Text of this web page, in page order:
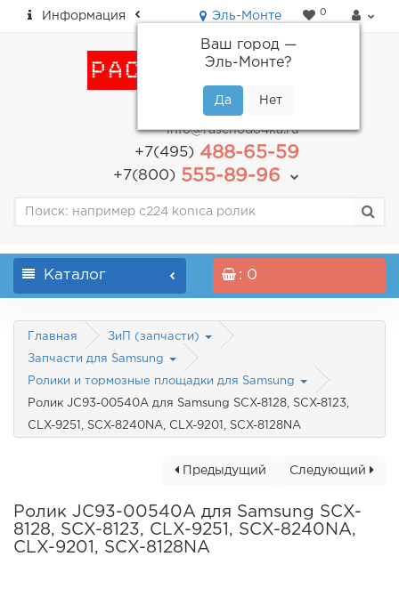
Информация Эль-Монте
Ваш город —
Эль-Монте?
0
пн-пт: с 9.00 до 18.00
info@raschodo4ka.ru
+7(495)488-65-59
+7(800)555-89-96
Каталог : 0
Главная ЗиП (запчасти)
Запчасти для Samsung
Ролики и тормозные площадки для Samsung
Ролик JC93-00540A для Samsung SCX-8128, SCX-8123,
CLX-9251, SCX-8240NA, CLX-9201, SCX-8128NA
Следующий
Предыдущий
Ролик JC93-00540A для Samsung SCX-
8128, SCX-8123, CLX-9251, SCX-8240NA,
CLX-9201, SCX-8128NA